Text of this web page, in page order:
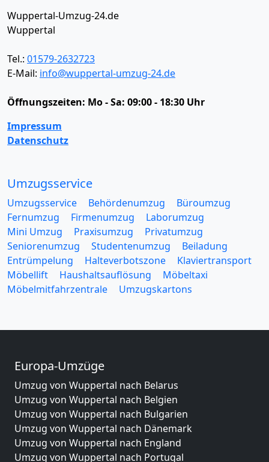
Wuppertal-Umzug-24.de
Wuppertal
Tel.: 01579-2632723
E-Mail: info@wuppertal-umzug-24.de
Öffnungszeiten: Mo - Sa: 09:00 - 18:30 Uhr
Impressum
Datenschutz
Umzugsservice
Umzugsservice Behördenumzug
Büroumzug
Fernumzug
Firmenumzug
Laborumzug
Mini Umzug
Praxisumzug
Privatumzug
Seniorenumzug
Studentenumzug
Beiladung
Entrümpelung
Halteverbotszone
Klaviertransport
Möbellift
Haushaltsauflösung
Möbeltaxi
Möbelmitfahrzentrale
Umzugskartons
Europa-Umzüge
Umzug von Wuppertal nach Belarus
Umzug von Wuppertal nach Belgien
Umzug von Wuppertal nach Bulgarien
Umzug von Wuppertal nach Dänemark
Umzug von Wuppertal nach England
Umzug von Wuppertal nach Portugal